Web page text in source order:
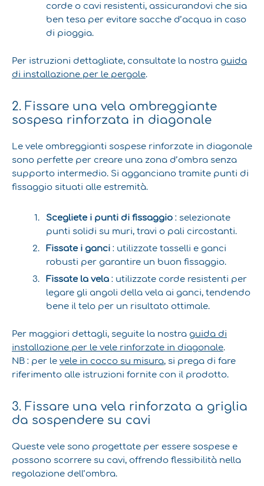
corde o cavi resistenti, assicurandovi che sia
ben tesa per evitare sacche d’acqua in caso
di pioggia.
Per istruzioni dettagliate, consultate la nostra guida
di installazione per le pergole.
2. Fissare una vela ombreggiante
sospesa rinforzata in diagonale
Le vele ombreggianti sospese rinforzate in diagonale
sono perfette per creare una zona d’ombra senza
supporto intermedio. Si agganciano tramite punti di
fissaggio situati alle estremità.
Scegliete i punti di fissaggio : selezionate
punti solidi su muri, travi o pali circostanti.
Fissate i ganci : utilizzate tasselli e ganci
robusti per garantire un buon fissaggio.
Fissate la vela : utilizzate corde resistenti per
legare gli angoli della vela ai ganci, tendendo
bene il telo per un risultato ottimale.
Per maggiori dettagli, seguite la nostra guida di
installazione per le vele rinforzate in diagonale.
NB : per le vele in cocco su misura, si prega di fare
riferimento alle istruzioni fornite con il prodotto.
3. Fissare una vela rinforzata a griglia
da sospendere su cavi
Queste vele sono progettate per essere sospese e
possono scorrere su cavi, offrendo flessibilità nella
regolazione dell’ombra.